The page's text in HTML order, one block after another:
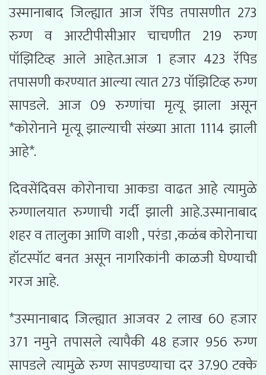
उस्मानाबाद जिल्ह्यात आज रॅपिड तपासणीत 273
रुग्ण व आरटीपीसीआर चाचणीत 219 रुग्ण
पॉझिटिव्ह आले आहेत.आज 1 हजार 423 रॅपिड
तपासणी करण्यात आल्या त्यात 273 पॉझिटिव्ह रुग्ण
सापडले. आज 09 रुग्णांचा मृत्यू झाला असून
*कोरोनाने मृत्यू झाल्याची संख्या आता 1114 झाली
आहे*.
दिवसेंदिवस कोरोनाचा आकडा वाढत आहे त्यामुळे
रुग्णालयात रुग्णाची गर्दी झाली आहे.उस्मानाबाद
शहर व तालुका आणि वाशी , परंडा ,कळंब कोरोनाचा
हॉटस्पॉट बनत असून नागरिकांनी काळजी घेण्याची
गरज आहे.
*उस्मानाबाद जिल्ह्यात आजवर 2 लाख 60 हजार
371 नमुने तपासले त्यापैकी 48 हजार 956 रुग्ण
सापडले त्यामुळे रुग्ण सापडण्याचा दर 37.90 टक्के